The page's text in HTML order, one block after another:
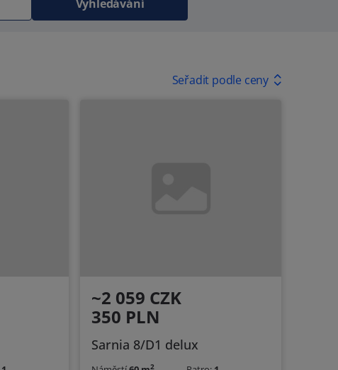
Vyhledávání
Seřadit podle ceny
~2 059 CZK
350 PLN
Sarnia 8/D1 delux
2